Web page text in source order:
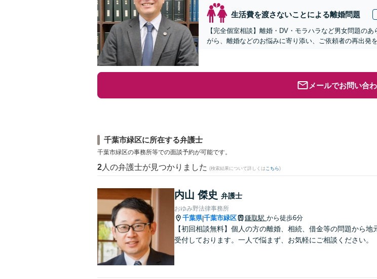
生活費を渡さないことによる離婚問題
【完全個室相談】離婚・DV・モラハラなど男女問題の
がら、離婚などのお悩みに寄り添い、ご依頼者の再出発
メールでお問い合
千葉市緑区に所在する弁護士
千葉市緑区の事務所等での面談予約が可能です。
2 人の弁護士が見つかりました (検索結果について詳しくは こちら)
内山 傑史 弁護士
おゆみ野法律事務所
千葉県|千葉市緑区 鎌取駅 から徒歩6分
【初回相談無料】個人の方の離婚、相続、借金等の問題から
受付しております。一人で悩まず、お気軽にご相談ください。